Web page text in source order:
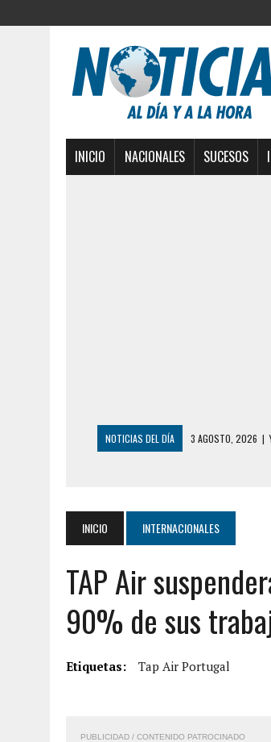
INICIO NACIONALES SUCESOS
NOTICIAS DEL DÍA 3 AGOSTO, 2026 |
2 AGOSTO, 2026 | CONMOCIÓN EN
1 AGOSTO, 2026
UN MUERTO Y 5
31 JULIO, 2026 | ASESINARON A
5 AGOSTO, 2026
PRESUNTO BROTE
3 AGOSTO, 2026
LA INCREÍBLE
INICIO INTERNACIONALES
TAP Air
90% de sus
Etiquetas: Tap Air Portugal
PUBLICIDAD / CONTENIDO PATROCINADO